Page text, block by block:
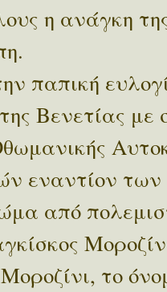
η ανάγκη
παπική
Βενετίας
εναντίον
από
το